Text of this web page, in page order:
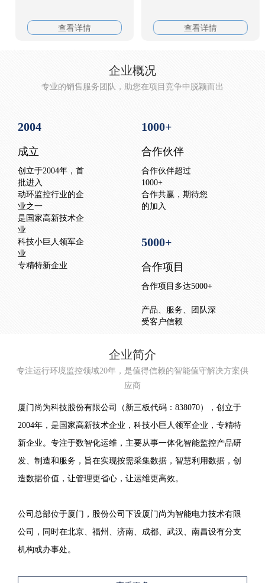
查看详情 查看详情
企业概况
专业的销售服务团队，助您在项目竞争中脱颖而出
2004
成立
创立于2004年，首
批进入
动环监控行业的企
业之一
是国家高新技术企
业
科技小巨人领军企
业
专精特新企业
1000+
合作伙伴
合作伙伴超过
1000+
合作共赢，期待您
的加入
5000+
合作项目
合作项目多达5000+
产品、服务、团队深
受客户信赖
企业简介
专注运行环境监控领域20年，是值得信赖的智能值守解决方案供
应商
厦门尚为科技股份有限公司（新三板代码：838070），创立于
2004年，是国家高新技术企业，科技小巨人领军企业，专精特
新企业。专注于数智化运维，主要从事一体化智能监控产品研
发、制造和服务，旨在实现按需采集数据，智慧利用数据，创
造数据价值，让管理更省心，让运维更高效。
公司总部位于厦门，股份公司下设厦门尚为智能电力技术有限
公司，同时在北京、福州、济南、成都、武汉、南昌设有分支
机构或办事处。